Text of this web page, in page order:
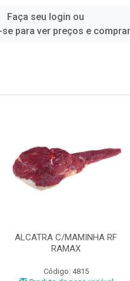
Faça seu login ou
para ver preços e comprar
ALCATRA C/MAMINHA RF
RAMAX
Código: 4815